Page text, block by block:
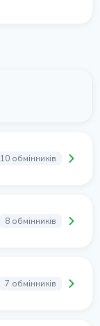
10 обмінників
8 обмінників
7 обмінників